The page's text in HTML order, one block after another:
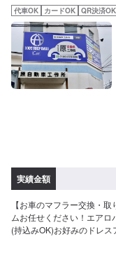
ります。【定休日・営業時
い。営業時間：9:00~18:00
代車OK カードOK QR決済OK
実績金額
【お車のマフラー交換・
ムお任せください！エア
(持込みOK)お好みのドレ